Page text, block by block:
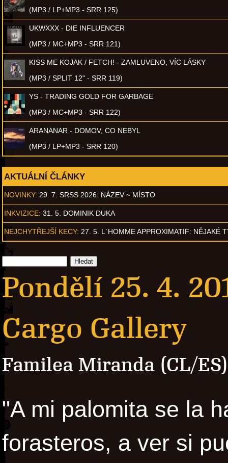
(MP3 / LP+MP3 - SRR 125)
UKWXXX - DIE INFLUENCER
(MP3 / MC+MP3 - SRR 121)
KISS ME KOJAK / FETCH! - ZAMLUVENO, VÍC LÁSKY
(MP3 / SPLIT 12" - SRR 119)
YS - TRADING GOLD FOR GARBAGE
(MP3 / MC+MP3 - SRR 122)
ARANANAR - DOMOV, CO NEBYL
(MP3 / LP+MP3 - SRR 120)
AKTUÁLNÍ ČLÁNKY
NOVINKY: 29. 7. SRSS 2026: NÁZEV ~ MÍSTO
INKVIZICE: 31. 5. DOMINIK DUKA
NEJCHYTŘEJŠÍ KECY: 27. 5. L´HOMME APPROXIMATIF: NĚJAKÉ
Pondělí 25. 4.
Cargo Gallery
Familea Miranda (CL/ES)
"A mi palomita se la
forasteros, a ver si